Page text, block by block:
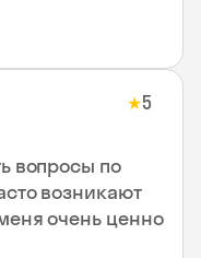
★5
вопросы по
возникают
очень ценно